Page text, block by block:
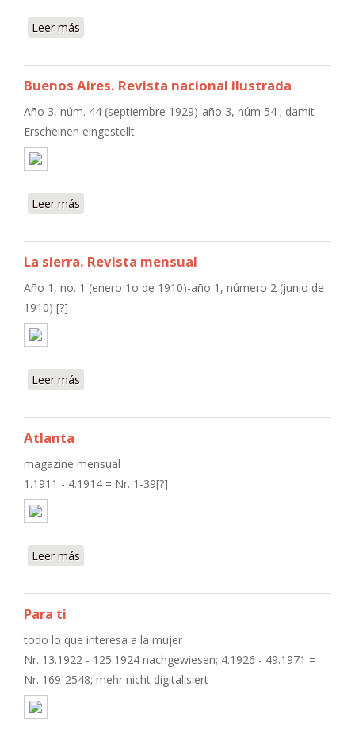
Leer más
Buenos Aires. Revista nacional ilustrada
Año 3, núm. 44 (septiembre 1929)-año 3, núm 54 ; damit
Erscheinen eingestellt
Leer más
La sierra. Revista mensual
Año 1, no. 1 (enero 1o de 1910)-año 1, número 2 (junio de
1910) [?]
Leer más
Atlanta
magazine mensual
1.1911 - 4.1914 = Nr. 1-39[?]
Leer más
Para ti
todo lo que interesa a la mujer
Nr. 13.1922 - 125.1924 nachgewiesen; 4.1926 - 49.1971 =
Nr. 169-2548; mehr nicht digitalisiert